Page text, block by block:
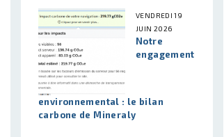
VENDREDI 19
JUIN 2026
Notre
engagement
environnemental : le bilan
carbone de Mineraly